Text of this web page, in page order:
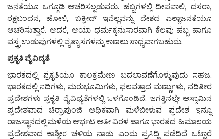
ಜನತೆಯೂ ಒಗ್ಗೂಡಿ ಅಚರಿಸಲ್ಪಡುವರು. ಹಬ್ಬಗಳಲ್ಲಿ ದೀಪವಾಲಿ, ದಸರಾ,
ರಕ್ಷಬಂದನ, ಹೋಲಿ, ಬಕ್ರೀದ್ ಇವೆಲ್ಲವನ್ನು ದೇಶದ ಎಲ್ಲಾಜನತೆಯೂ
ಆಚರಿಸುತ್ತಾರೆ. ಆದರೆ, ಆಯಾ ಧರ್ಮಕ್ಕನುಸಾರವಾಗಿ ಕೆಲವು ಹಬ್ಬ ಹಾಗೂ
ವಸ್ತ್ರ ಉಡುಪುಗಳಲ್ಲಿ ವ್ಯತ್ಯಾಸಗಳನ್ನು ಕಾಣಲು ಸಾಧ್ಯವಾಗಬಹುದು.
ಪ್ರಕೃತಿ ವೈವಿದ್ಯತೆ
ಭಾರತದಲ್ಲಿ ಪ್ರಕೃತಿಯೂ ಕಾಲಕ್ರಮೇಣ ಬದಲಾವಣೆಗೊಳ್ಳುವುದು ಸಹಜ.
ಭಾರತದಲ್ಲಿ ನದಿಗಳು, ಮರುಭೂಮಿಗಳು, ಫಲವತ್ತಾದ ಮಣ್ಣುಗಳು, ನದಿತೀರ
ಪ್ರದೇಶಗಳು ಪ್ರಕೃತಿ ವೈವಿಧ್ಯತೆಗಳಲ್ಲಿ ಒಳಗೊಂಡಿದೆ. ಜಗತ್ತಿನಲ್ಲೇ ಅಸ್ಸಾಮಿನ
ಪ್ರದೇಶವಾದ ಚಿರ್ರಾಪುಂಜಿ ಅಧಿಕವಾಗಿ ಮಳೆಬೀಳುವ ಪ್ರದೇಶ ಇನ್ನೂ
ರಾಜಸ್ಥಾನದಲ್ಲಿ ಮಳೆಯ ಆರ್ಭಟ ಅತೀ ವಿರಳ ಹಾಗೂ ಭಾರತದ ಹಿಮಾಲಯ
ಪ್ರದೇಶವಾದ ಕಾಶ್ಮೀರ ಚಳಿಯ ನಾಡು ಎಂದು ಪ್ರಸಿದ್ಧಿ ಪಡೆದಿದೆ ಒಟ್ಟಾರೆ